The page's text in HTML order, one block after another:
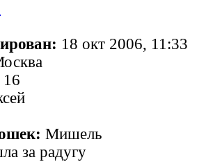
18 окт 2006, 11:33
16
Мишель
за радугу